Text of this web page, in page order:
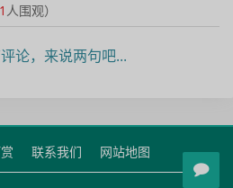
人围观）
论，来说两句吧...
联系我们 网站地图